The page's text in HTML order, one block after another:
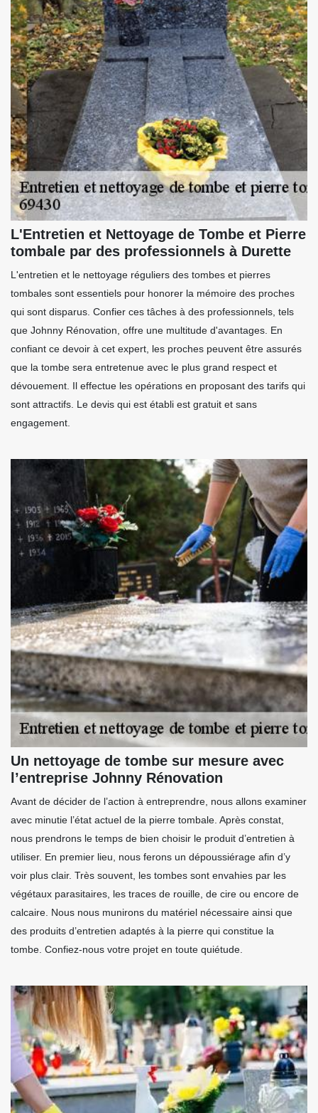
L'Entretien et Nettoyage de Tombe et Pierre
tombale par des professionnels à Durette
L'entretien et le nettoyage réguliers des tombes et pierres
tombales sont essentiels pour honorer la mémoire des proches
qui sont disparus. Confier ces tâches à des professionnels, tels
que Johnny Rénovation, offre une multitude d'avantages. En
confiant ce devoir à cet expert, les proches peuvent être assurés
que la tombe sera entretenue avec le plus grand respect et
dévouement. Il effectue les opérations en proposant des tarifs qui
sont attractifs. Le devis qui est établi est gratuit et sans
engagement.
Un nettoyage de tombe sur mesure avec
l’entreprise Johnny Rénovation
Avant de décider de l’action à entreprendre, nous allons examiner
avec minutie l’état actuel de la pierre tombale. Après constat,
nous prendrons le temps de bien choisir le produit d’entretien à
utiliser. En premier lieu, nous ferons un dépoussiérage afin d’y
voir plus clair. Très souvent, les tombes sont envahies par les
végétaux parasitaires, les traces de rouille, de cire ou encore de
calcaire. Nous nous munirons du matériel nécessaire ainsi que
des produits d’entretien adaptés à la pierre qui constitue la
tombe. Confiez-nous votre projet en toute quiétude.